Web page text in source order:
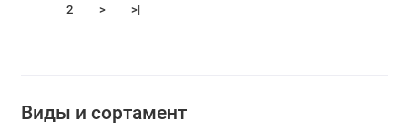
2 > >|
Виды и сортамент